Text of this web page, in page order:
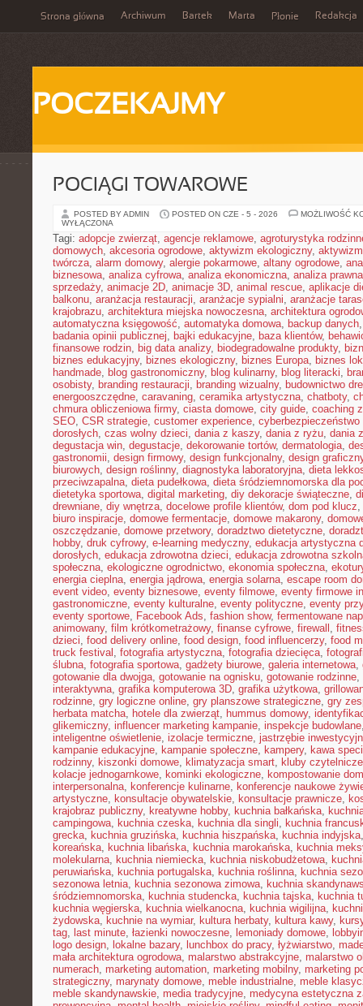
Strona główna Archiwum Bartek Marta Płonie Redakcja
POCZEKAJMY
POCIĄGI TOWAROWE
POSTED BY ADMIN POSTED ON CZE - 5 - 2026
MOŻLIWOŚĆ
WYŁĄCZONA
Tagi: adopcje zwierząt, agencje reklamowe, agroturystyka
domowych, akcesoria ogrodowe, aktywizm ekologiczny,
twórcza, alarm domowy, alergie pokarmowe, altany ogrodowe,
biznesowa, analiza cyfrowa, analiza ekonomiczna, analiza
sprzedaży, animacje 2D, animacje 3D, animal rescue, aplikacje
balkonu, aranżacja restauracji, aranżacje sypialni, aranżacje
krajobrazu, architektura miejska nowoczesna, architektura
automatyczna księgowość, automatyka domowa, backup danych
badania opinii publicznej, bajki edukacyjne, baza klientów,
finansowe rodzin, big data analizy, biodegradowalne produkty,
biznes edukacyjny, biznes ekologiczny, biznes Europa, biznes
handmade, blog gastronomiczny, blog kulinarny, blog literacki,
osobisty, branding restauracji, branding wizualny, budownictwo
energooszczędne, caravaning, ceramika artystyczna, chatboty,
chmura obliczeniowa firmy, ciasta domowe, city guide, coaching
SEO, CSR strategie, customer experience, cyberbezpieczeństwo
dorosłych, czas wolny dzieci, dania z kaszy, dania z ryżu, dania
degustacja win, degustacje, dekorowanie tortów, dermatologia,
gastronomii, design firmowy, design funkcjonalny, design
biurowych, design roślinny, diagnostyka laboratoryjna, dieta
przeciwzapalna, dieta pudełkowa, dieta śródziemnomorska dla
dietetyka sportowa, digital marketing, diy dekoracje świąteczne,
drewniane, diy wnętrza, docelowe profile klientów, dom pod klucz,
biuro inspiracje, domowe fermentacje, domowe makarony,
oszczędzanie, domowe przetwory, doradztwo dietetyczne,
hobby, druk cyfrowy, e-learning medyczny, edukacja artystyczna
dorosłych, edukacja zdrowotna dzieci, edukacja zdrowotna
społeczna, ekologiczne ogrodnictwo, ekonomia społeczna,
energia cieplna, energia jądrowa, energia solarna, escape room
event video, eventy biznesowe, eventy filmowe, eventy firmowe
gastronomiczne, eventy kulturalne, eventy polityczne, eventy
eventy sportowe, Facebook Ads, fashion show, fermentowane
animowany, film krótkometrażowy, finanse cyfrowe, firewall ,
dzieci, food delivery online, food design, food influencerzy, food
truck festival , fotografia artystyczna, fotografia dziecięca,
ślubna, fotografia sportowa, gadżety biurowe, galeria internetowa,
gotowanie dla dwojga, gotowanie na ognisku, gotowanie rodzinne,
interaktywna, grafika komputerowa 3D, grafika użytkowa,
rodzinne, gry logiczne online, gry planszowe strategiczne, gry
herbata matcha, hotele dla zwierząt, hummus domowy,
glikemiczny, influencer marketing kampanie, inspekcje budowlane
inteligentne oświetlenie, izolacje termiczne, jastrzębie
kampanie edukacyjne, kampanie społeczne, kampery, kawa
rodzinny, kiszonki domowe, klimatyzacja smart, kluby czytelnicze
kolacje jednogarnkowe, kominki ekologiczne, kompostowanie
interpersonalna, konferencje kulinarne, konferencje naukowe
artystyczne, konsultacje obywatelskie, konsultacje prawnicze,
krajobraz publiczny, kreatywne hobby, kuchnia bałkańska,
campingowa, kuchnia czeska, kuchnia dla singli, kuchnia
grecka, kuchnia gruzińska, kuchnia hiszpańska, kuchnia indyjska
koreańska, kuchnia libańska, kuchnia marokańska, kuchnia
molekularna, kuchnia niemiecka, kuchnia niskobudżetowa,
peruwiańska, kuchnia portugalska, kuchnia roślinna, kuchnia
sezonowa letnia, kuchnia sezonowa zimowa, kuchnia
śródziemnomorska, kuchnia studencka, kuchnia tajska, kuchnia
kuchnia węgierska, kuchnia wielkanocna, kuchnia wigilijna,
żydowska, kuchnie na wymiar, kultura herbaty, kultura kawy,
tag, last minute, łazienki nowoczesne, lemoniady domowe,
logo design, lokalne bazary, lunchbox do pracy, łyżwiarstwo,
mała architektura ogrodowa, malarstwo abstrakcyjne, malarstwo
numerach, marketing automation, marketing mobilny, marketing
strategiczny, marynaty domowe, meble industrialne, meble
meble skandynawskie, media tradycyjne, medycyna estetyczna